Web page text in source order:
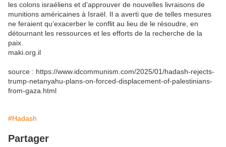
les colons israéliens et d’approuver de nouvelles livraisons de
munitions américaines à Israël. Il a averti que de telles mesures
ne feraient qu’exacerber le conflit au lieu de le résoudre, en
détournant les ressources et les efforts de la recherche de la
paix.
maki.org.il
source : https://www.idcommunism.com/2025/01/hadash-rejects-
trump-netanyahu-plans-on-forced-displacement-of-palestinians-
from-gaza.html
#Hadash
Partager